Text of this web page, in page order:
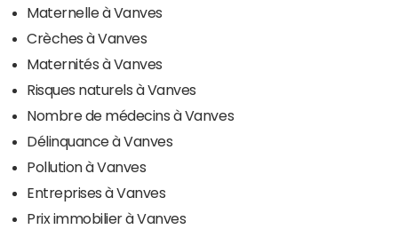
Maternelle à Vanves
Crèches à Vanves
Maternités à Vanves
Risques naturels à Vanves
Nombre de médecins à Vanves
Délinquance à Vanves
Pollution à Vanves
Entreprises à Vanves
Prix immobilier à Vanves